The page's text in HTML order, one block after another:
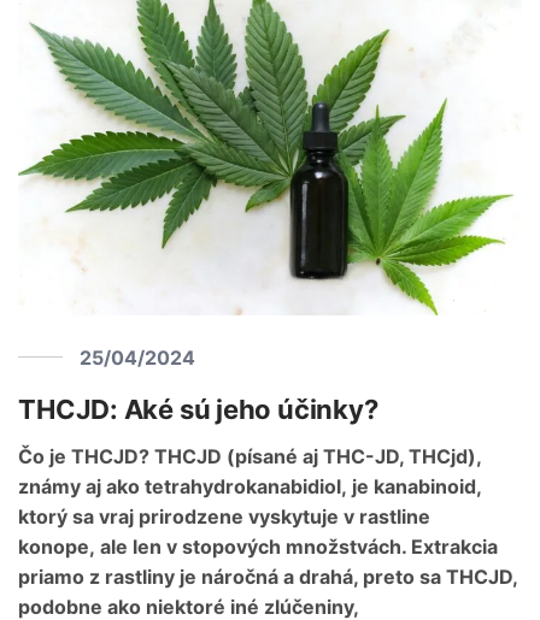
25/04/2024
THCJD: Aké sú jeho účinky?
Čo je THCJD? THCJD (písané aj THC-JD, THCjd),
známy aj ako tetrahydrokanabidiol, je kanabinoid,
ktorý sa vraj prirodzene vyskytuje v rastline
konope, ale len v stopových množstvách. Extrakcia
priamo z rastliny je náročná a drahá, preto sa THCJD,
podobne ako niektoré iné zlúčeniny,